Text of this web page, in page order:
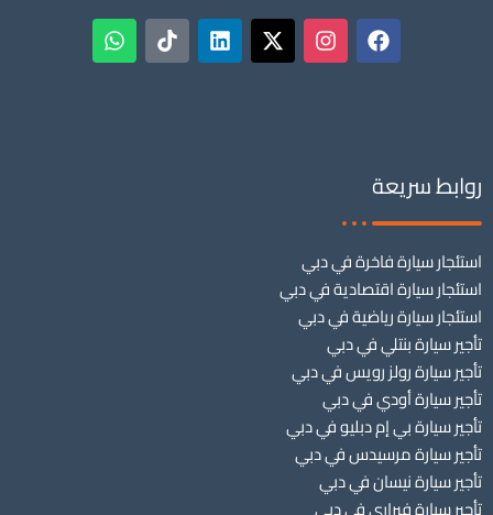
روابط سريعة
استئجار سيارة فاخرة في دبي
استئجار سيارة اقتصادية في دبي
استئجار سيارة رياضية في دبي
تأجير سيارة بنتلي في دبي
تأجير سيارة رولز رويس في دبي
تأجير سيارة أودي في دبي
تأجير سيارة بي إم دبليو في دبي
تأجير سيارة مرسيدس في دبي
تأجير سيارة نيسان في دبي